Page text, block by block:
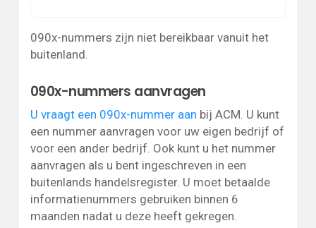
090x-nummers zijn niet bereikbaar vanuit het
buitenland.
090x-nummers aanvragen
U vraagt een 090x-nummer aan bij ACM. U kunt
een nummer aanvragen voor uw eigen bedrijf of
voor een ander bedrijf. Ook kunt u het nummer
aanvragen als u bent ingeschreven in een
buitenlands handelsregister. U moet betaalde
informatienummers gebruiken binnen 6
maanden nadat u deze heeft gekregen.